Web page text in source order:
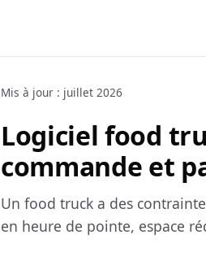
Mis à jour : juillet 2026
Logiciel food
commande et
Un food truck a des
en heure de pointe, espace